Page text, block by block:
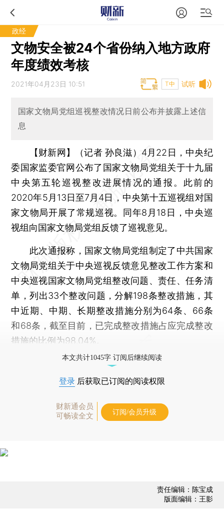
政经
文物安全被24个省份纳入地方政府
年度绩效考核
试听
2021年04月23日 10:51 T中
国家文物局党组巡视整改情况日前公布并披露上述信
息
【财新网】（记者 孙良滋） 4月22日，中央纪
委国家监委官网公布了国家文物局党组关于十九届
中央第五轮巡视整改进展情况的通报。此前的
2020年5月13日至7月4日，中央第十五巡视组对国
家文物局开展了常规巡视。同年8月18日，中央巡
视组向国家文物局党组反馈了巡视意见。
此次通报称，国家文物局党组制定了中共国家
文物局党组关于中央巡视反馈意见整改工作方案和
中央巡视国家文物局党组整改问题、责任、任务清
单，列出33个整改问题，分解198条整改措施，其
中近期、中期、长期整改措施分别为64条、66条
和68条，截至目前，已完成整改措施占应完成整改
措施的比例为98.04%。
本文共计1045字 订阅后继续阅读
登录 后获取已订阅的阅读权限
财新通会员
可畅读全文
订阅/会员升级
责任编辑：陈宝成
版面编辑：王影